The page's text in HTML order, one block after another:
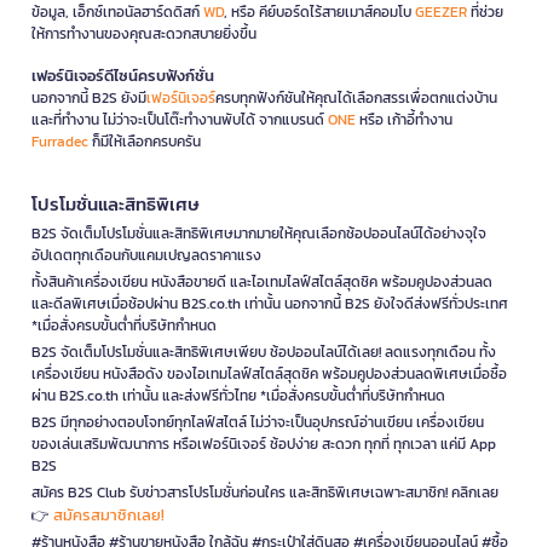
ข้อมูล, เอ็กซ์เทอนัลฮาร์ดดิสก์WD, หรือ คีย์บอร์ดไร้สายเมาส์คอมโบGEEZERที่ช่วย
ให้การทำงานของคุณสะดวกสบายยิ่งขึ้น
เฟอร์นิเจอร์ดีไซน์ครบฟังก์ชั่น
นอกจากนี้ B2S ยังมีเฟอร์นิเจอร์ครบทุกฟังก์ชันให้คุณได้เลือกสรรเพื่อตกแต่งบ้าน
และที่ทำงาน ไม่ว่าจะเป็นโต๊ะทำงานพับได้ จากแบรนด์ONEหรือ เก้าอี้ทำงาน
Furradecก็มีให้เลือกครบครัน
โปรโมชั่นและสิทธิพิเศษ
B2S จัดเต็มโปรโมชั่นและสิทธิพิเศษมากมายให้คุณเลือกช้อปออนไลน์ได้อย่างจุใจ
อัปเดตทุกเดือนกับแคมเปญลดราคาแรง
ทั้งสินค้าเครื่องเขียน หนังสือขายดี และไอเทมไลฟ์สไตล์สุดชิค พร้อมคูปองส่วนลด
และดีลพิเศษเมื่อช้อปผ่าน B2S.co.th เท่านั้น นอกจากนี้ B2S ยังใจดีส่งฟรีทั่วประเทศ
*เมื่อสั่งครบขั้นต่ำที่บริษัทกำหนด
B2S จัดเต็มโปรโมชั่นและสิทธิพิเศษเพียบ ช้อปออนไลน์ได้เลย! ลดแรงทุกเดือน ทั้ง
เครื่องเขียน หนังสือดัง ของไอเทมไลฟ์สไตล์สุดชิค พร้อมคูปองส่วนลดพิเศษเมื่อซื้อ
ผ่าน B2S.co.th เท่านั้น และส่งฟรีทั่วไทย *เมื่อสั่งครบขั้นต่ำที่บริษัทกำหนด
B2S มีทุกอย่างตอบโจทย์ทุกไลฟ์สไตล์ ไม่ว่าจะเป็นอุปกรณ์อ่านเขียน เครื่องเขียน
ของเล่นเสริมพัฒนาการ หรือเฟอร์นิเจอร์ ช้อปง่าย สะดวก ทุกที่ ทุกเวลา แค่มี App
B2S
สมัคร B2S Club รับข่าวสารโปรโมชั่นก่อนใคร และสิทธิพิเศษเฉพาะสมาชิก! คลิกเลย
👉 สมัครสมาชิกเลย!
#ร้านหนังสือ #ร้านขายหนังสือ ใกล้ฉัน #กระเป๋าใส่ดินสอ #เครื่องเขียนออนไลน์ #ซื้อ